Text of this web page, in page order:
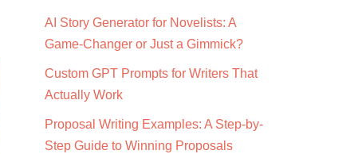
AI Story Generator for Novelists: A
Game-Changer or Just a Gimmick?
Custom GPT Prompts for Writers That
Actually Work
Proposal Writing Examples: A Step-by-
Step Guide to Winning Proposals